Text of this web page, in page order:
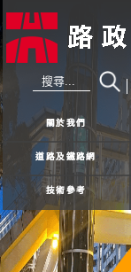
關於我們
道路及鐵路網
技術參考